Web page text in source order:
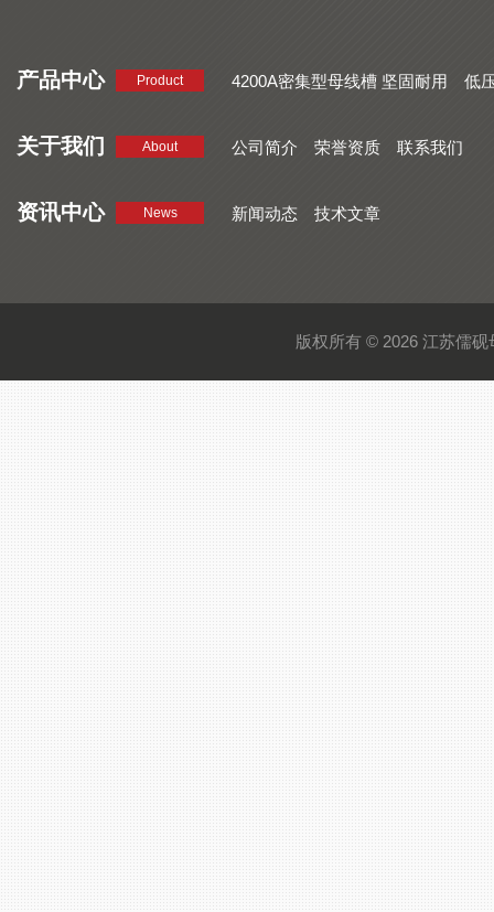
产品中心 Product 4200A密集型母线槽 坚固耐用
低
关于我们 About 公司简介 荣誉资质 联系我们
资讯中心 News 新闻动态 技术文章
版权所有 © 2026 江苏儒